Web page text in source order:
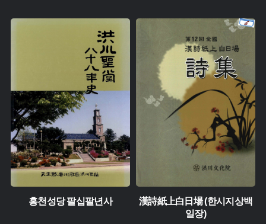
소장 :
홍천성당 팔십팔년사
유형 :
발행 :
생산 :
소장 :
漢詩紙上白日場 (한시지상백
일장)